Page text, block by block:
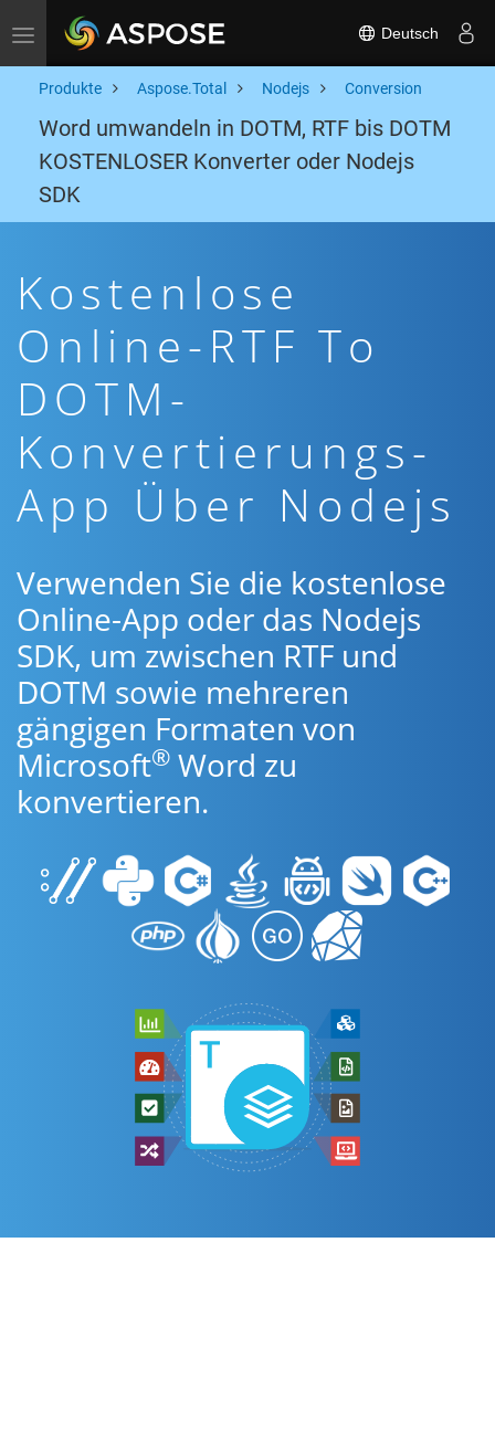
Toggle navigation Deutsch
Produkte Aspose.Total Nodejs Conversion
Word umwandeln in DOTM, RTF bis DOTM
KOSTENLOSER Konverter oder Nodejs
SDK
Kostenlose
Online-RTF To
DOTM-
Konvertierungs-
App Über Nodejs
Verwenden Sie die kostenlose
Online-App oder das Nodejs
SDK, um zwischen RTF und
DOTM sowie mehreren
gängigen Formaten von
Microsoft® Word zu
konvertieren.